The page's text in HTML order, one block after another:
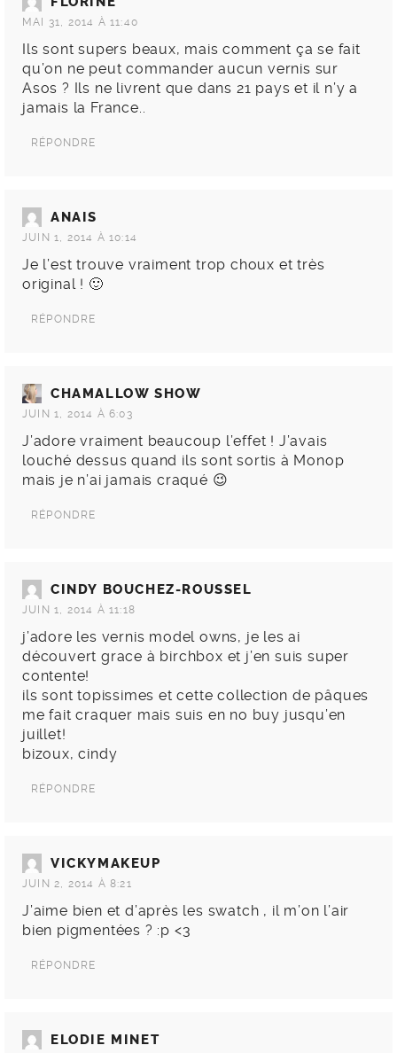
MAI 31, 2014 À 11:40
Ils sont supers beaux, mais comment ça se fait
qu’on ne peut commander aucun vernis sur
Asos ? Ils ne livrent que dans 21 pays et il n’y a
jamais la France..
RÉPONDRE
ANAIS
JUIN 1, 2014 À 10:14
Je l’est trouve vraiment trop choux et très
original ! 🙂
RÉPONDRE
CHAMALLOW SHOW
JUIN 1, 2014 À 6:03
J’adore vraiment beaucoup l’effet ! J’avais
louché dessus quand ils sont sortis à Monop
mais je n’ai jamais craqué 😉
RÉPONDRE
CINDY BOUCHEZ-ROUSSEL
JUIN 1, 2014 À 11:18
j’adore les vernis model owns, je les ai
découvert grace à birchbox et j’en suis super
contente!
ils sont topissimes et cette collection de pâques
me fait craquer mais suis en no buy jusqu’en
juillet!
bizoux, cindy
RÉPONDRE
VICKYMAKEUP
JUIN 2, 2014 À 8:21
J’aime bien et d’après les swatch , il m’on l’air
bien pigmentées ? :p <3
RÉPONDRE
ELODIE MINET